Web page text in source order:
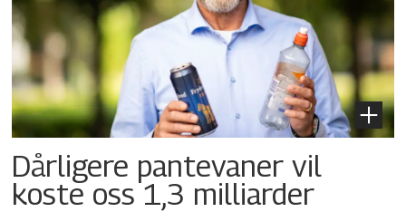
Dårligere pantevaner vil
koste oss 1,3 milliarder